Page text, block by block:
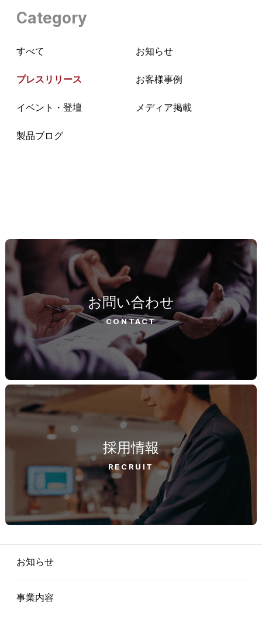
Category
すべて お知らせ
プレスリリース お客様事例
イベント・登壇 メディア掲載
製品ブログ
お問い合わせ
CONTACT
採用情報
RECRUIT
お知らせ
事業内容